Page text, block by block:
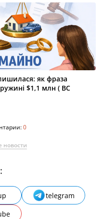
як фраза
$1,1 млн ( ВС
0
новости
telegram